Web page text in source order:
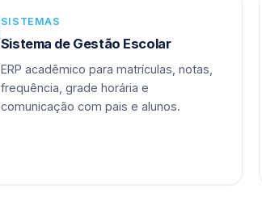
SISTEMAS
Sistema de Gestão Escolar
ERP acadêmico para matrículas, notas,
frequência, grade horária e
comunicação com pais e alunos.